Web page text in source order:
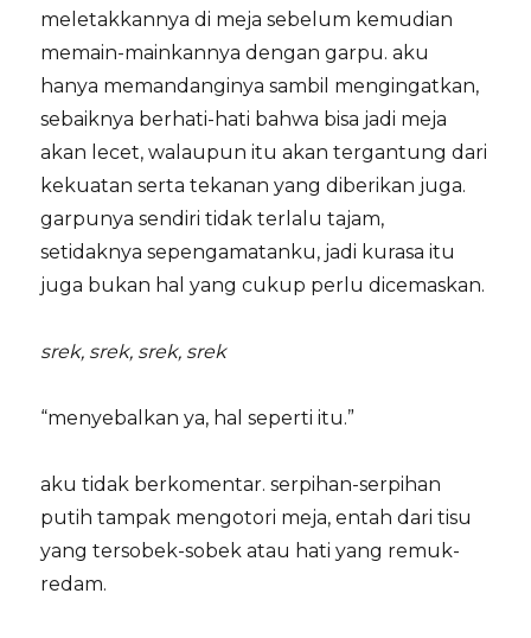
meletakkannya di meja sebelum kemudian
memain-mainkannya dengan garpu. aku
hanya memandanginya sambil mengingatkan,
sebaiknya berhati-hati bahwa bisa jadi meja
akan lecet, walaupun itu akan tergantung dari
kekuatan serta tekanan yang diberikan juga.
garpunya sendiri tidak terlalu tajam,
setidaknya sepengamatanku, jadi kurasa itu
juga bukan hal yang cukup perlu dicemaskan.
srek, srek, srek, srek
“menyebalkan ya, hal seperti itu.”
aku tidak berkomentar. serpihan-serpihan
putih tampak mengotori meja, entah dari tisu
yang tersobek-sobek atau hati yang remuk-
redam.